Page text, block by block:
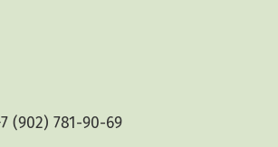
(902) 781-90-69